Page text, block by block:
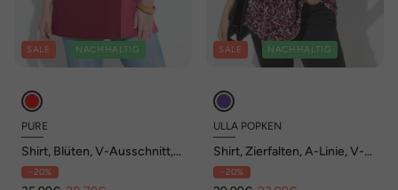
SALE NACHHALTIG
PURE
Shirt, Blüten, V-Ausschnitt,
3/4-Arm, Biobaumwolle
- 20%
SALE NACHHALTIG
ULLA POPKEN
Shirt, Zierfalten, A-Linie, V-
Ausschnitt, 3/4-Arm
- 20%